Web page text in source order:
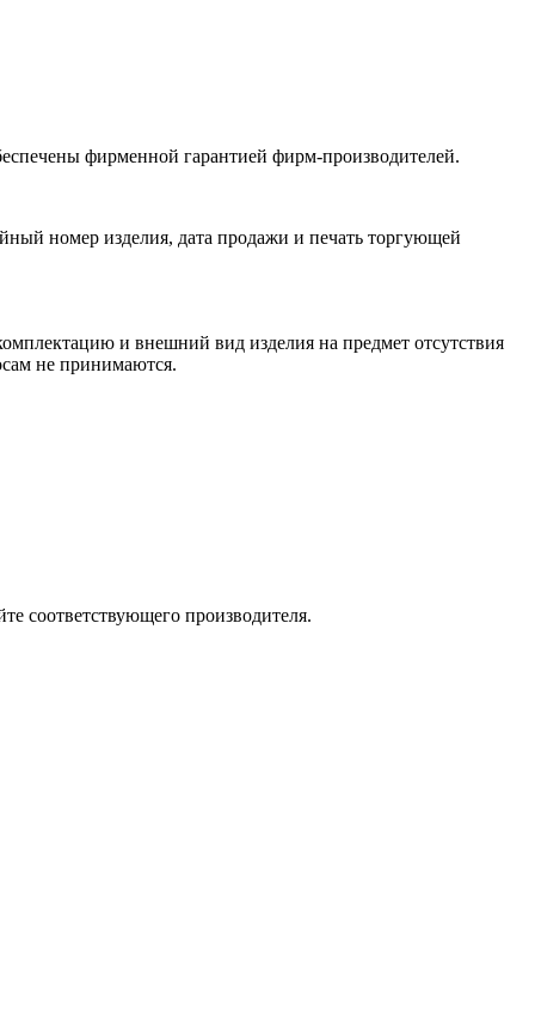
фирменной гарантией фирм-производителей.
номер изделия, дата продажи и печать торгующей
и внешний вид изделия на предмет отсутствия
не принимаются.
соответствующего производителя.